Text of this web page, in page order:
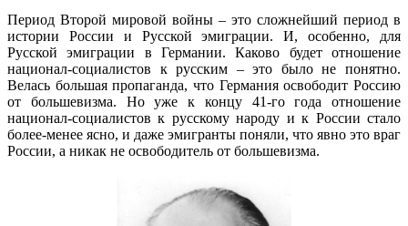
Период Второй мировой войны – это сложнейший период в
истории России и Русской эмиграции. И, особенно, для
Русской эмиграции в Германии. Каково будет отношение
национал-социалистов к русским – это было не понятно.
Велась большая пропаганда, что Германия освободит Россию
от большевизма. Но уже к концу 41-го года отношение
национал-социалистов к русскому народу и к России стало
более-менее ясно, и даже эмигранты поняли, что явно это враг
России, а никак не освободитель от большевизма.